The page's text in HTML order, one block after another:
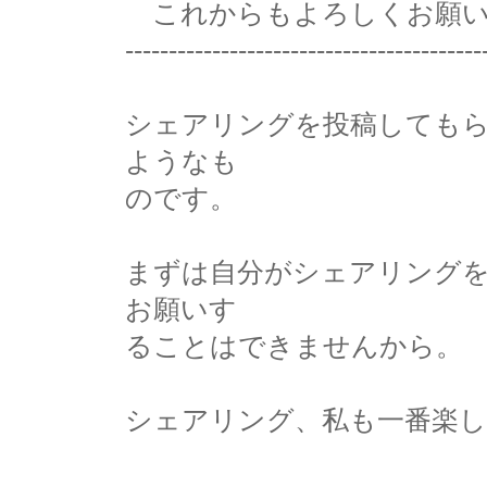
これからもよろしくお願
シェアリングを投稿しても
ようなも
のです。
まずは自分がシェアリング
お願いす
ることはできませんから。
シェアリング、私も一番楽